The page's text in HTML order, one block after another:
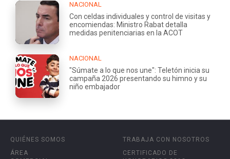
NACIONAL
Con celdas individuales y control de visitas y
encomiendas: Ministro Rabat detalla
medidas penitenciarias en la ACOT
NACIONAL
"Súmate a lo que nos une": Teletón inicia su
campaña 2026 presentando su himno y su
niño embajador
QUIÉNES SOMOS
ÁREA
TRABAJA CON NOSOTROS
CERTIFICADO DE